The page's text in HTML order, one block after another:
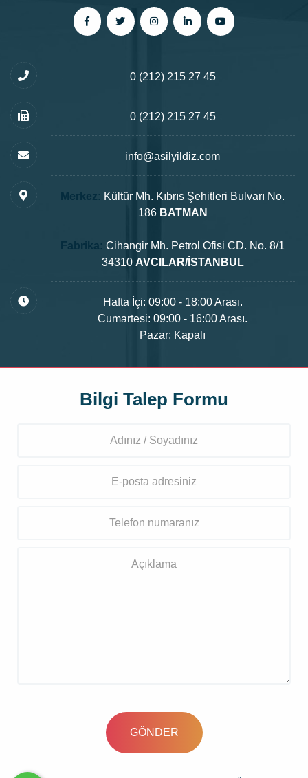
Bilgi Talep Formu
0 (212) 215 27 45
0 (212) 215 27 45
info@asilyildiz.com
Merkez: Kültür Mh. Kıbrıs Şehitleri Bulvarı No.
186 BATMAN
Fabrika: Cihangir Mh. Petrol Ofisi CD. No. 8/1
34310 AVCILAR/İSTANBUL
Hafta İçi: 09:00 - 18:00 Arası.
Cumartesi: 09:00 - 16:00 Arası.
Pazar: Kapalı